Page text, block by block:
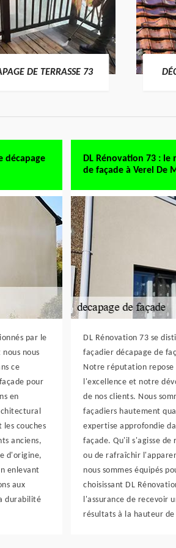
DE TERRASSE 73
décapage
par le
nous
ce
pour
en
couches
anciens,
d'origine,
enlevant
aux
durabilité
DL Rénovation 73 :
de façade à Verel De
DL Rénovation 73 se
façadier décapage de
Notre réputation
l'excellence et notre
de nos clients. Nous
façadiers hautement
expertise approfondie
façade. Qu'il s'agisse
ou de rafraîchir
nous sommes équipés
choisissant DL
l'assurance de recevoir
résultats à la hauteur